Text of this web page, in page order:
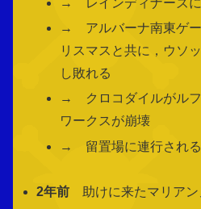
→ レインディナーズに
→ アルバーナ南東ゲー
リスマスと共に，ウソ
し敗れる
→ クロコダイルがルフ
ワークスが崩壊
→ 留置場に連行される
2年前 助けに来たマリアン